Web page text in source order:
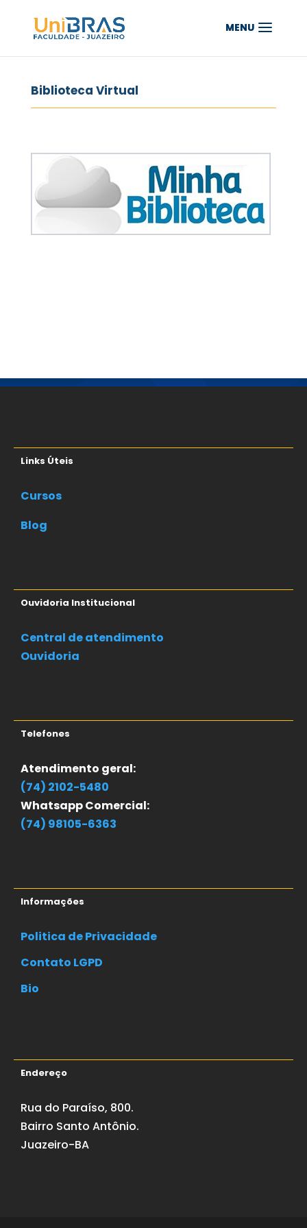
Biblioteca Virtual
Links Úteis
Cursos
Blog
Ouvidoria Institucional
Central de atendimento
Ouvidoria
Telefones
Atendimento geral:
(74) 2102-5480
Whatsapp Comercial:
(74) 98105-6363
Informações
Politica de Privacidade
Contato LGPD
Bio
Endereço
Rua do Paraíso, 800.
Bairro Santo Antônio.
Juazeiro-BA